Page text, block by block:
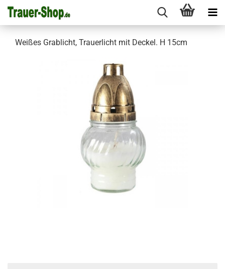
Weißes Grablicht, Trauerlicht mit Deckel. H 15cm